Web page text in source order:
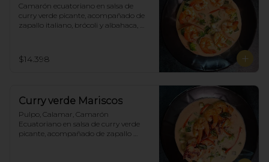
Camarón ecuatoriano en salsa de
curry verde picante, acompañado de
zapallo italiano, brócoli y albahaca,
$14.398
Curry verde Mariscos
Pulpo, Calamar, Camarón
Ecuatoriano en salsa de curry verde
picante, acompañado de zapallo